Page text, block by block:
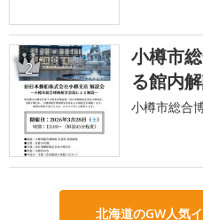
2
小樽市
る館内
小樽市総合
北海道のGW人気